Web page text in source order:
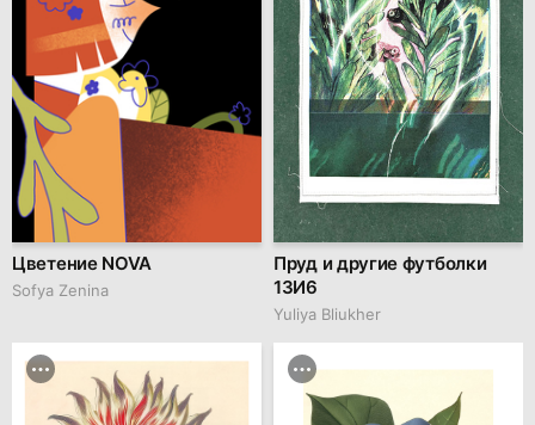
Цветение NOVA
Sofya Zenina
Пруд и другие футболки
13И6
Yuliya Bliukher